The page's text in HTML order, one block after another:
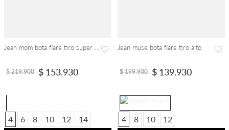
$ 219.900 $ 153.930
4 6 8 10 12 14
Jean muse bota flare tiro alto
$ 199.900 $ 139.930
4 8 10 12